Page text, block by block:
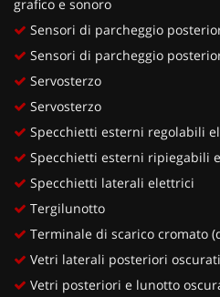
grafico e sonoro
Sensori di parcheggio
Sensori di parcheggio
Servosterzo
Servosterzo
Specchietti esterni regolabili
Specchietti esterni ripiegabili
Specchietti laterali elettrici
Tergilunotto
Terminale di scarico cromato
Vetri laterali posteriori
Vetri posteriori e lunotto